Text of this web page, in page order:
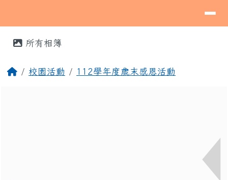
所有相簿
回首頁
校園活動 112學年度歲末感恩活動